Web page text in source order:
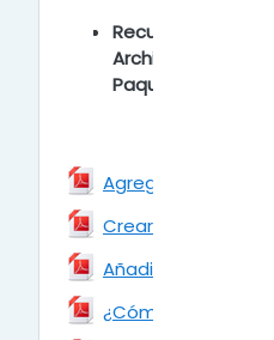
Recursos:
Archivo/Carpeta/
Paquete de
Agregar un Archivo
Crear una Carpeta
Añadir una URL
¿Cómo agregar